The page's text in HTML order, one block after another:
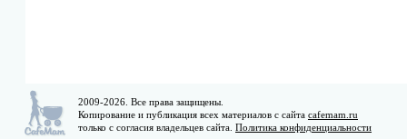
2009-2026. Все права защищены.
Копирование и публикация всех материалов с сайта cafemam.ru
только с согласия владельцев сайта. Политика конфиденциальности